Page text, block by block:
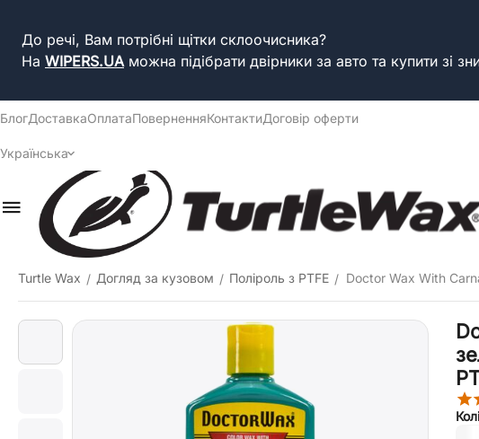
До речі, Вам потрібні щітки склоочисника?
На WIPERS.UAможна підібрати двірники за авто та купити зі
БлогДоставкаОплатаПоверненняКонтактиДоговір оферти
Українська
Turtle Wax / Догляд за кузовом / Поліроль з PTFE / Doctor Wax With